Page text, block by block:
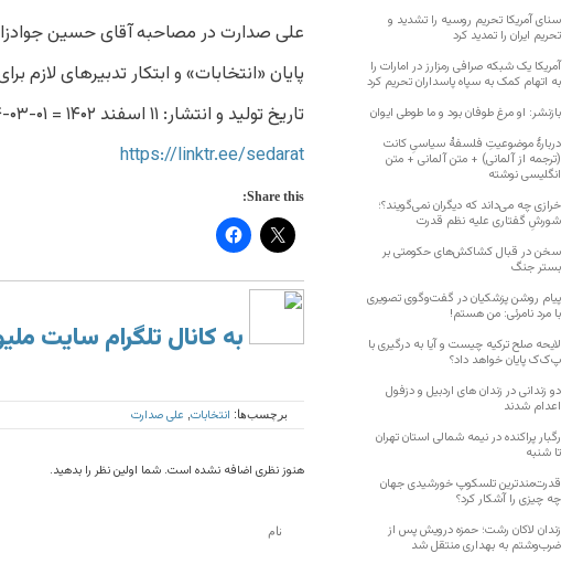
علی صدارت در مصاحبه آقای حسین
پایان «انتخابات» و ابتکار تدبیرهای
تاریخ تولید و انتشار: ۱۱ اسفند ۱۴۰۲ = ۰۱-۰۳-۲۰۲۴ جمعه
https://linktr.ee/sedarat
Share this:
به کانال تلگرام سایت
برچسب‌ها: انتخابات علی صدارت
هنوز نظری اضافه نشده است. شما اولین نظر را بدهید.
سنای آمریکا تحریم روسیه را تشدید و
تحریم ایران را تمدید کرد
آمریکا یک شبکه صرافی رمزارز در امارات را
به اتهام کمک به سپاه پاسداران تحریم کرد
بازنشر: او مرغ طوفان بود و ما طوطی ایوان
دربارهٔ موضوعیتِ فلسفهٔ سیاسیِ کانت
(ترجمه از آلمانی) + متن آلمانی + متن
انگلیسی نوشته
خرازی چه می‌داند که دیگران نمی‌گویند؟؛
شورشِ گفتاری علیه نظم قدرت
سخن در قبال کشاکش‌های حکومتی بر
بستر جنگ
پیام روشن پزشکیان در گفت‌و‌گوی تصویری
با مرد نامرئی: من هستم!
لایحه صلح ترکیه چیست و آیا به درگیری با
پ‌ک‌ک پایان خواهد داد؟
دو زندانی در زندان های اردبیل و دزفول
اعدام شدند
رگبار پراکنده در نیمه شمالی استان تهران
تا شنبه
قدرت‌مندترین تلسکوپ خورشیدی جهان
چه چیزی را آشکار کرد؟
زندان لاکان رشت؛ حمزه درویش پس از
ضرب‌وشتم به بهداری منتقل شد